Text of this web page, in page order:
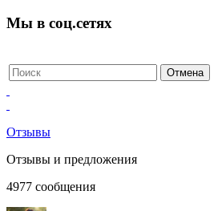
Мы в соц.сетях
Отзывы
Отзывы и предложения
4977 сообщения